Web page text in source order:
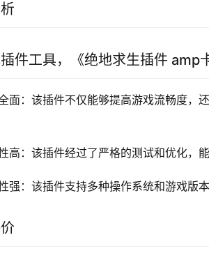
件工具，《绝地求生插件 amp
面：该插件不仅能够提高游戏流畅度，
高：该插件经过了严格的测试和优化，
强：该插件支持多种操作系统和游戏版